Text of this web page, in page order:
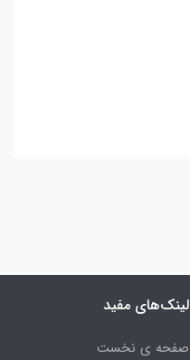
لینک‌های مفید
صفحه ی نخست